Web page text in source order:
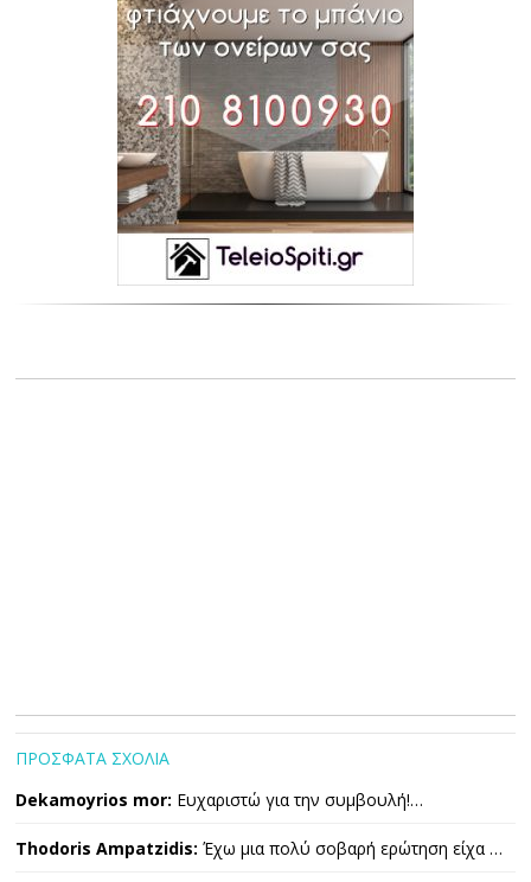
ΠΡΟΣΦΑΤΑ ΣΧΟΛΙΑ
Dekamoyrios mor: Ευχαριστώ για την συμβουλή!…
Thodoris Ampatzidis: Έχω μια πολύ σοβαρή ερώτηση είχα …